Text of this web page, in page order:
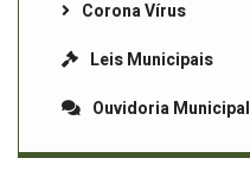
Corona Vírus
Leis Municipais
Ouvidoria Municipal